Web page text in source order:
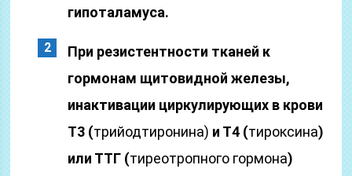
гипоталамуса.
При резистентности тканей к
гормонам щитовидной железы,
инактивации циркулирующих в крови
Т3 (трийодтиронина) и Т4 (тироксина)
или ТТГ (тиреотропного гормона)